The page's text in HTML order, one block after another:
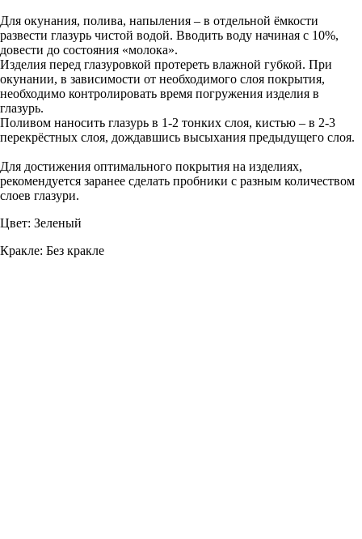
Для окунания, полива, напыления – в отдельной ёмкости
развести глазурь чистой водой. Вводить воду начиная с 10%,
довести до состояния «молока».
Изделия перед глазуровкой протереть влажной губкой. При
окунании, в зависимости от необходимого слоя покрытия,
необходимо контролировать время погружения изделия в
глазурь.
Поливом наносить глазурь в 1-2 тонких слоя, кистью – в 2-3
перекрёстных слоя, дождавшись высыхания предыдущего слоя.
Для достижения оптимального покрытия на изделиях,
рекомендуется заранее сделать пробники с разным количеством
слоев глазури.
Цвет: Зеленый
Кракле: Без кракле